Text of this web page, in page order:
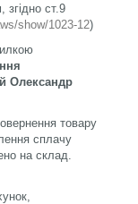
ст.9
show/1023-12)
Олександр
товару
сплачу
на склад.